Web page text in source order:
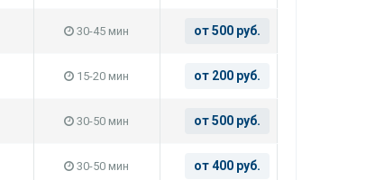
30-45 мин от 500 руб.
15-20 мин от 200 руб.
30-50 мин от 500 руб.
30-50 мин от 400 руб.